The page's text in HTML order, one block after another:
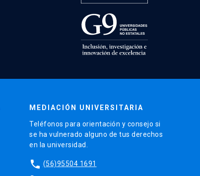
MEDIACIÓN UNIVERSITARIA
Teléfonos para orientación y consejo si
se ha vulnerado alguno de tus derechos
en la universidad.
phone (56)95504 1691